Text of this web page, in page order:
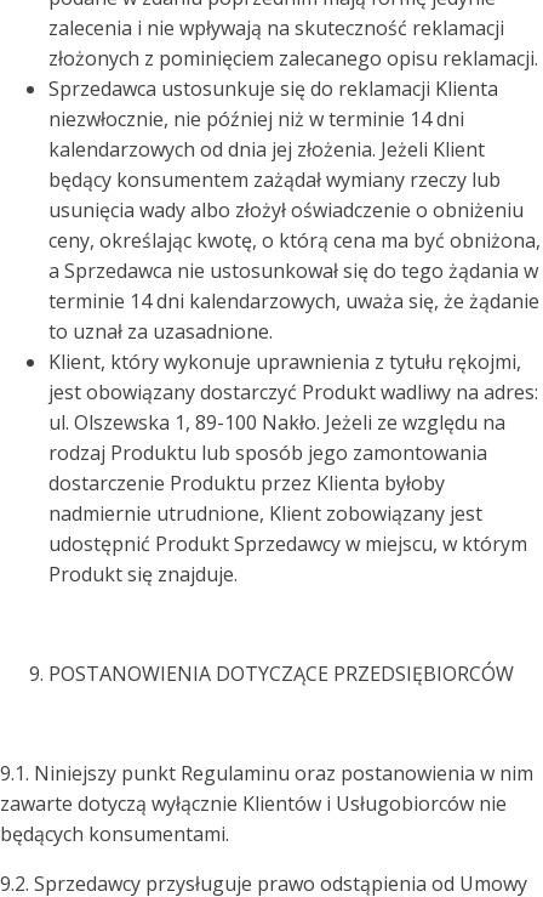
zalecenia i nie wpływają na skuteczność reklamacji
złożonych z pominięciem zalecanego opisu reklamacji.
Sprzedawca ustosunkuje się do reklamacji Klienta
niezwłocznie, nie później niż w terminie 14 dni
kalendarzowych od dnia jej złożenia. Jeżeli Klient
będący konsumentem zażądał wymiany rzeczy lub
usunięcia wady albo złożył oświadczenie o obniżeniu
ceny, określając kwotę, o którą cena ma być obniżona,
a Sprzedawca nie ustosunkował się do tego żądania w
terminie 14 dni kalendarzowych, uważa się, że żądanie
to uznał za uzasadnione.
Klient, który wykonuje uprawnienia z tytułu rękojmi,
jest obowiązany dostarczyć Produkt wadliwy na adres:
ul. Olszewska 1, 89-100 Nakło. Jeżeli ze względu na
rodzaj Produktu lub sposób jego zamontowania
dostarczenie Produktu przez Klienta byłoby
nadmiernie utrudnione, Klient zobowiązany jest
udostępnić Produkt Sprzedawcy w miejscu, w którym
Produkt się znajduje.
POSTANOWIENIA DOTYCZĄCE PRZEDSIĘBIORCÓW
9.1. Niniejszy punkt Regulaminu oraz postanowienia w nim
zawarte dotyczą wyłącznie Klientów i Usługobiorców nie
będących konsumentami.
9.2. Sprzedawcy przysługuje prawo odstąpienia od Umowy